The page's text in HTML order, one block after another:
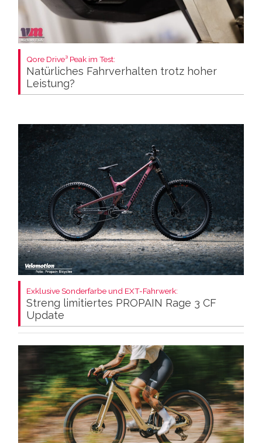
Qore Drive³ Peak im Test:
Natürliches Fahrverhalten trotz hoher
Leistung?
Exklusive Sonderfarbe und EXT-Fahrwerk:
Streng limitiertes PROPAIN Rage 3 CF
Update